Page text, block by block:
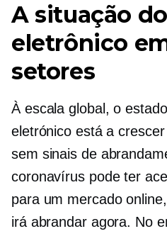
A situação
eletrônico
setores
À escala global, o
eletrónico está a
sem sinais de
coronavírus pode ter
para um mercado
irá abrandar agora. No